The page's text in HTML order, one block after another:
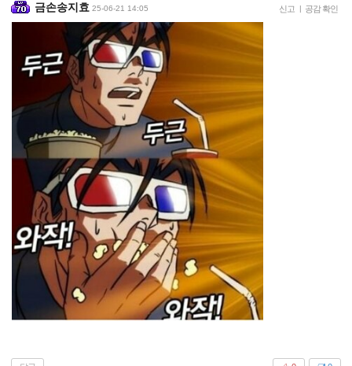
금손송지효 25-06-21 14:05 신고 | 공감 확인